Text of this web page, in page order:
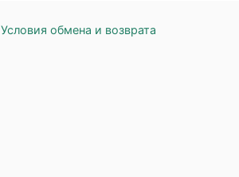
Условия обмена и возврата